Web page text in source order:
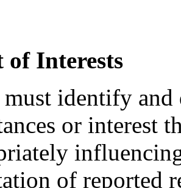
of Interests
identify and
or interest
of reported